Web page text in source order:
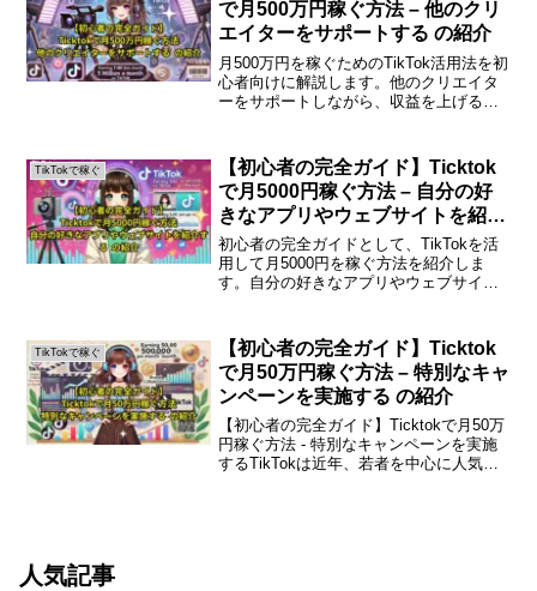
で月500万円稼ぐ方法 – 他のクリ
エイターをサポートする の紹介
月500万円を稼ぐためのTikTok活用法を初
心者向けに解説します。他のクリエイタ
ーをサポートしながら、収益を上げる方
フォームです。特に若い世代に支持され
ており...
TikTokで稼ぐ
【初心者の完全ガイド】Ticktok
で月5000円稼ぐ方法 – 自分の好
きなアプリやウェブサイトを紹介
する の紹介
初心者の完全ガイドとして、TikTokを活
用して月5000円を稼ぐ方法を紹介しま
す。自分の好きなアプリやウェブサイト
人々が副収入を得るためにSNSを活用し
ています。その...
TikTokで稼ぐ
【初心者の完全ガイド】Ticktok
で月50万円稼ぐ方法 – 特別なキャ
ンペーンを実施する の紹介
【初心者の完全ガイド】Ticktokで月50万
円稼ぐ方法 - 特別なキャンペーンを実施
するTikTokは近年、若者を中心に人気を
人気記事